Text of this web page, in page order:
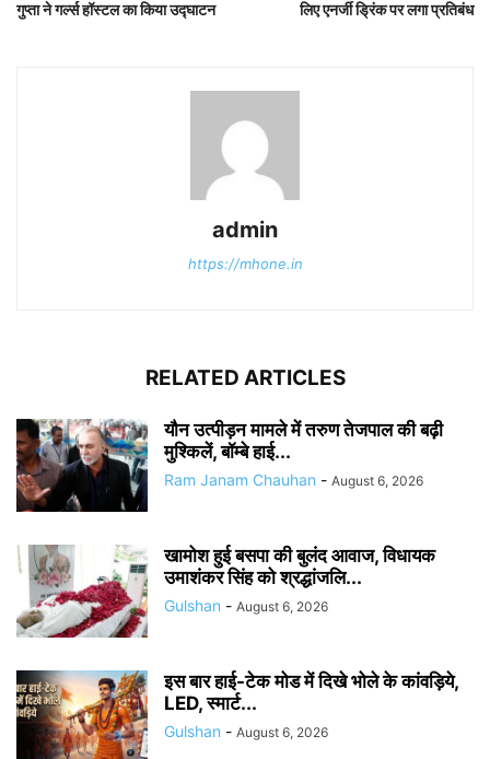
गुप्ता ने गर्ल्स हॉस्टल का किया उद्घाटन लिए एनर्जी ड्रिंक पर लगा प्रतिबंध
admin
https://mhone.in
RELATED ARTICLES
यौन उत्पीड़न मामले में तरुण तेजपाल की बढ़ी
मुश्किलें, बॉम्बे हाई...
Ram Janam Chauhan - August 6, 2026
खामोश हुई बसपा की बुलंद आवाज, विधायक
उमाशंकर सिंह को श्रद्धांजलि...
Gulshan - August 6, 2026
इस बार हाई-टेक मोड में दिखे भोले के कांवड़िये,
LED, स्मार्ट...
Gulshan - August 6, 2026